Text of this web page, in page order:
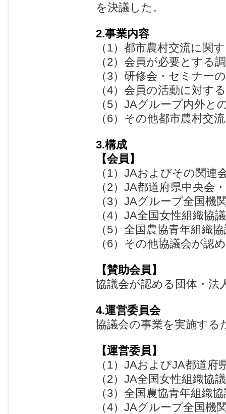
を決議した。
2.事業内容
（1）都市農村交流に関
（2）会員が必要とする
（3）研修会・セミナー
（4）会員の活動に対す
（5）JAグループ内外と
（6）その他都市農村交
3.構成
【会員】
（1）JAおよびその関連
（2）JA都道府県中央会
（3）JAグループ全国機
（4）JA全国女性組織協
（5）全国農協青年組織
（6）その他協議会が認
【賛助会員】
協議会が認める団体・法
4.運営委員会
協議会の事業を実施する
【運営委員】
（1）JAおよびJA都道府
（2）JA全国女性組織協
（3）全国農協青年組織
（4）JAグループ全国機